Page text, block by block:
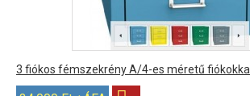
3 fiókos fémszekrény A/4-es méretű fiókokkal